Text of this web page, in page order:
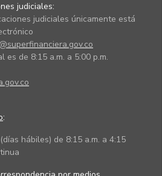
judiciales:
judiciales únicamente está
es de 8:15 a.m. a 5:00 p.m.
:
hábiles) de 8:15 a.m. a 4:15